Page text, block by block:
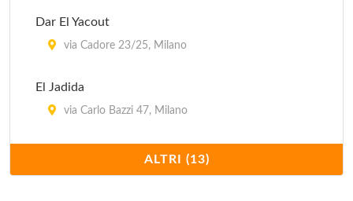
Dar El Yacout
via Cadore 23/25, Milano
El Jadida
via Carlo Bazzi 47, Milano
corso Sempione 12, Milano
ALTRI (13)